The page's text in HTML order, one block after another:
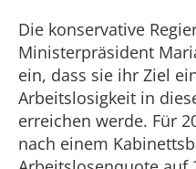
Die konservative
Ministerpräsident
ein, dass sie ihr Ziel
Arbeitslosigkeit in
erreichen werde. Für
nach einem